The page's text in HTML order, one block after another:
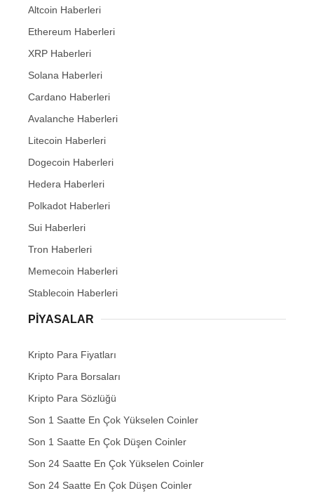
Altcoin Haberleri
Ethereum Haberleri
XRP Haberleri
Solana Haberleri
Cardano Haberleri
Avalanche Haberleri
Litecoin Haberleri
Dogecoin Haberleri
Hedera Haberleri
Polkadot Haberleri
Sui Haberleri
Tron Haberleri
Memecoin Haberleri
Stablecoin Haberleri
PIYASALAR
Kripto Para Fiyatları
Kripto Para Borsaları
Kripto Para Sözlüğü
Son 1 Saatte En Çok Yükselen Coinler
Son 1 Saatte En Çok Düşen Coinler
Son 24 Saatte En Çok Yükselen Coinler
Son 24 Saatte En Çok Düşen Coinler